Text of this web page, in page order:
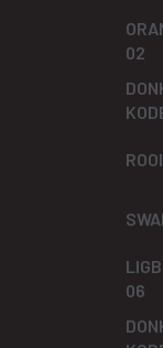
02
06